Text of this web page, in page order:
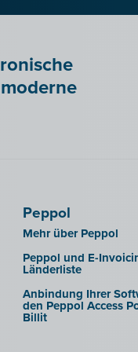
Peppol
Mehr über Peppol
Peppol und E-
Länderliste
Anbindung Ihrer
den Peppol Access
Billit